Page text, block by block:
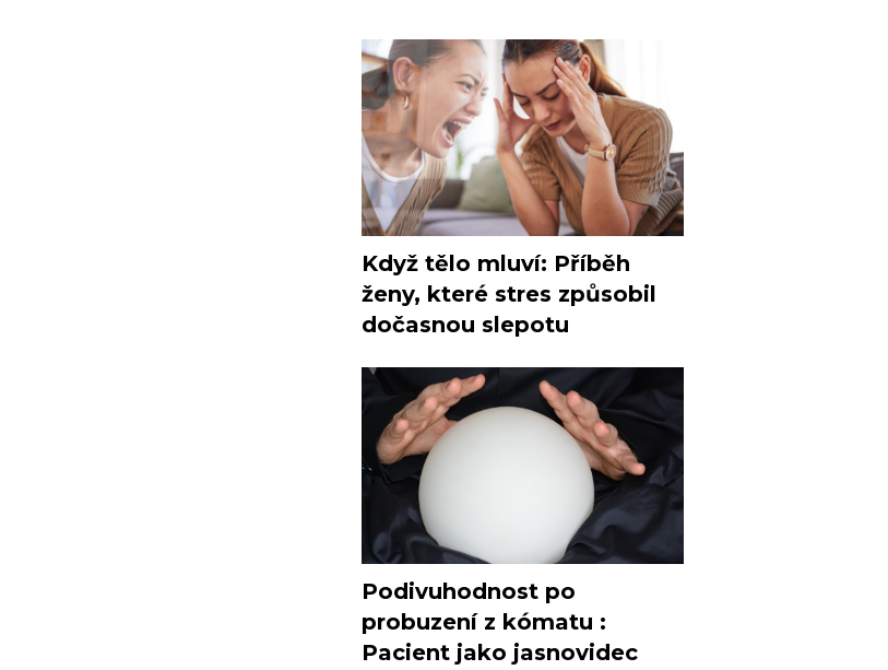
Když tělo mluví: Příběh
ženy, které stres způsobil
dočasnou slepotu
Podivuhodnost po
probuzení z kómatu :
Pacient jako jasnovidec